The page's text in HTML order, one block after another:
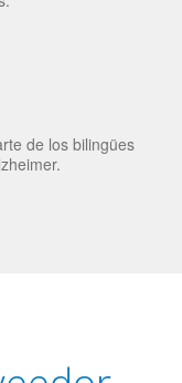
a Bilingüismo
en los